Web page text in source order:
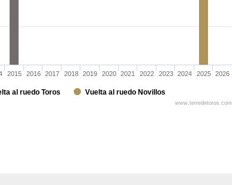
al ruedo Toros Vuelta al ruedo Novillos
2015 2016 2017 2018 2019 2020 2021 2022 2023 2024 2025 2026
www.terredetoros.com